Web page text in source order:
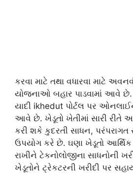
કરવા માટે તથા વધારવા માટે
યોજનાઓ બહાર પાડવામાં આવે
યાદી ikhedut પોર્ટલ પર
આવે છે. ખેડૂતો ખેતીમાં સારી રીતે
કરી શકે કુદરતી સાધન, પરંપરાગત
ઉપયોગ કરે છે. ઘણા ખેડૂતો આર્થિક
રાખીને ટેકનોલોજીના સાધનોની
ખેડૂતોને ટ્રેકટરની ખરીદી પર